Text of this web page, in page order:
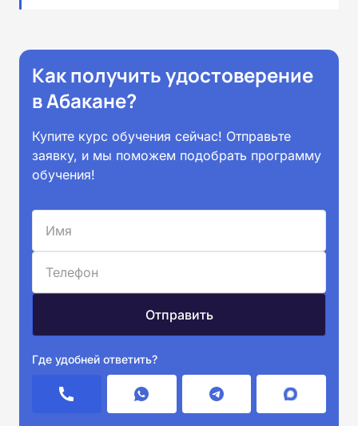
Как получить удостоверение
в Абакане?
Купите курс обучения сейчас! Отправьте
заявку, и мы поможем подобрать программу
обучения!
Где удобней ответить?